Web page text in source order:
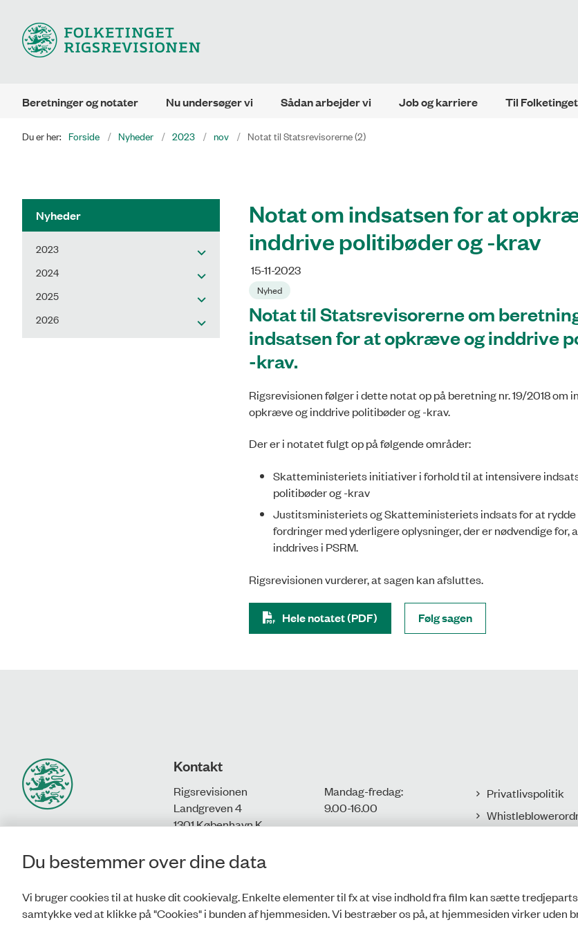
Beretninger og notater Nu undersøger vi Sådan arbejder vi Job og karriere Til Folketinget
Du er her: Forside Nyheder 2023 nov Notat til Statsrevisorerne (2)
Nyheder
2023
2024
2025
2026
Notat om indsatsen for at
inddrive politibøder og -krav
15-11-2023
Nyhed
Notat til Statsrevisorerne om
indsatsen for at opkræve og inddrive
-krav.
Rigsrevisionen følger i dette notat op på beretning nr. 19/2018 om
opkræve og inddrive politibøder og -krav.
Der er i notatet fulgt op på følgende områder:
Skatteministeriets initiativer i forhold til at intensivere
politibøder og -krav
Justitsministeriets og Skatteministeriets indsats for at rydde
fordringer med yderligere oplysninger, der er nødvendige for,
inddrives i PSRM.
Rigsrevisionen vurderer, at sagen kan afsluttes.
Hele notatet (PDF) Følg sagen
Kontakt
Rigsrevisionen
Landgreven 4
1301 København K
T: 33 92 84 00
Mandag-fredag:
9.00-16.00​
Privatlivspolitik
Du bestemmer over dine data
Vi bruger cookies til at huske dit cookievalg. Enkelte elementer til fx at vise indhold fra film kan sætte
samtykke ved at klikke på "Cookies" i bunden af hjemmesiden. Vi bestræber os på, at hjemmesiden virker uden